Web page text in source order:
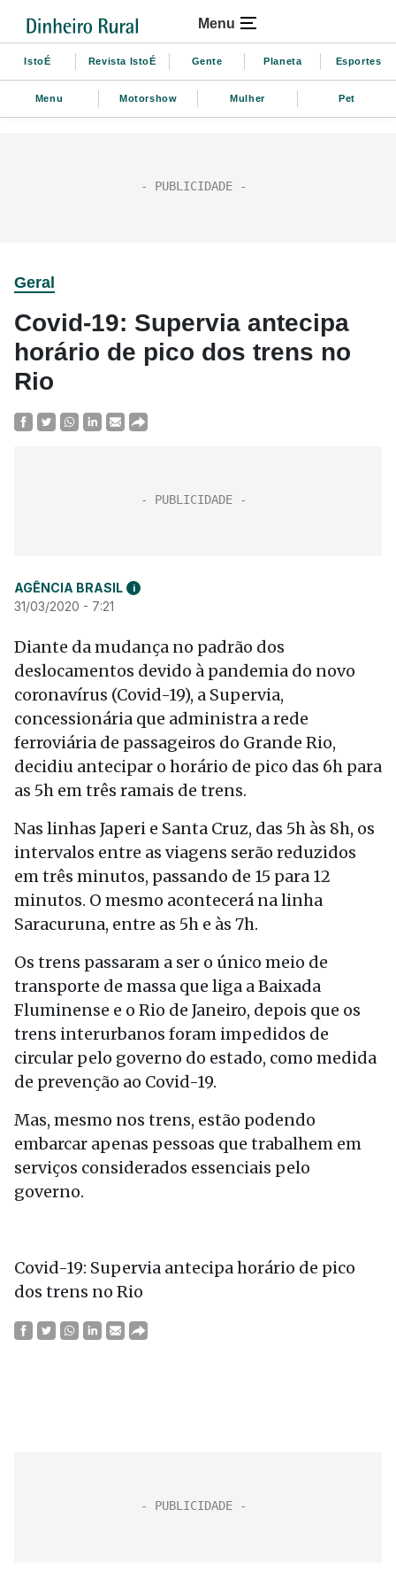
Menu
IstoÉ Revista IstoÉ Gente Planeta Esportes
Menu Motorshow Mulher Pet
Geral
Covid-19: Supervia antecipa
horário de pico dos trens no
Rio
AGÊNCIA BRASIL i
31/03/2020 - 7:21
Diante da mudança no padrão dos
deslocamentos devido à pandemia do novo
coronavírus (Covid-19), a Supervia,
concessionária que administra a rede
ferroviária de passageiros do Grande Rio,
decidiu antecipar o horário de pico das 6h para
as 5h em três ramais de trens.
Nas linhas Japeri e Santa Cruz, das 5h às 8h, os
intervalos entre as viagens serão reduzidos
em três minutos, passando de 15 para 12
minutos. O mesmo acontecerá na linha
Saracuruna, entre as 5h e às 7h.
Os trens passaram a ser o único meio de
transporte de massa que liga a Baixada
Fluminense e o Rio de Janeiro, depois que os
trens interurbanos foram impedidos de
circular pelo governo do estado, como medida
de prevenção ao Covid-19.
Mas, mesmo nos trens, estão podendo
embarcar apenas pessoas que trabalhem em
serviços considerados essenciais pelo
governo.
Covid-19: Supervia antecipa horário de pico
dos trens no Rio